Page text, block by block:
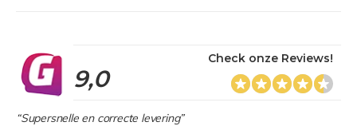
9,0
Check onze Reviews!
“Supersnelle en correcte levering”